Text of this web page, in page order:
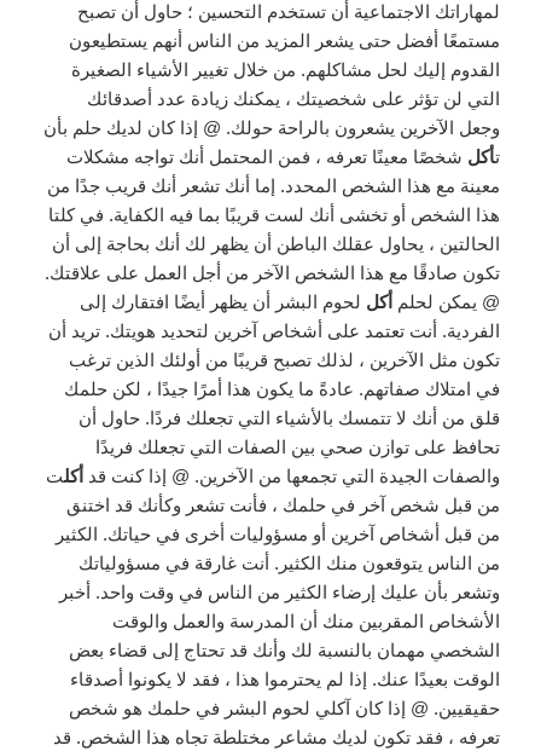
لمهاراتك الاجتماعية أن تستخدم التحسين ؛ حاول أن تصبح
مستمعًا أفضل حتى يشعر المزيد من الناس أنهم يستطيعون
القدوم إليك لحل مشاكلهم. من خلال تغيير الأشياء الصغيرة
التي لن تؤثر على شخصيتك ، يمكنك زيادة عدد أصدقائك
وجعل الآخرين يشعرون بالراحة حولك. @ إذا كان لديك حلم بأن
تأكل شخصًا معينًا تعرفه ، فمن المحتمل أنك تواجه مشكلات
معينة مع هذا الشخص المحدد. إما أنك تشعر أنك قريب جدًا من
هذا الشخص أو تخشى أنك لست قريبًا بما فيه الكفاية. في كلتا
الحالتين ، يحاول عقلك الباطن أن يظهر لك أنك بحاجة إلى أن
تكون صادقًا مع هذا الشخص الآخر من أجل العمل على علاقتك.
@ يمكن لحلم أكل لحوم البشر أن يظهر أيضًا افتقارك إلى
الفردية. أنت تعتمد على أشخاص آخرين لتحديد هويتك. تريد أن
تكون مثل الآخرين ، لذلك تصبح قريبًا من أولئك الذين ترغب
في امتلاك صفاتهم. عادةً ما يكون هذا أمرًا جيدًا ، لكن حلمك
قلق من أنك لا تتمسك بالأشياء التي تجعلك فردًا. حاول أن
تحافظ على توازن صحي بين الصفات التي تجعلك فريدًا
والصفات الجيدة التي تجمعها من الآخرين. @ إذا كنت قد أكلت
من قبل شخص آخر في حلمك ، فأنت تشعر وكأنك قد اختنق
من قبل أشخاص آخرين أو مسؤوليات أخرى في حياتك. الكثير
من الناس يتوقعون منك الكثير. أنت غارقة في مسؤولياتك
وتشعر بأن عليك إرضاء الكثير من الناس في وقت واحد. أخبر
الأشخاص المقربين منك أن المدرسة والعمل والوقت
الشخصي مهمان بالنسبة لك وأنك قد تحتاج إلى قضاء بعض
الوقت بعيدًا عنك. إذا لم يحترموا هذا ، فقد لا يكونوا أصدقاء
حقيقيين. @ إذا كان آكلي لحوم البشر في حلمك هو شخص
تعرفه ، فقد تكون لديك مشاعر مختلطة تجاه هذا الشخص. قد